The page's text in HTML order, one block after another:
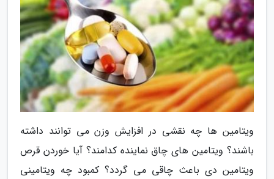
ویتامین ها چه نقشی در افزایش وزن می توانند داشته
باشند؟ ویتامین های چاق نماینده کدامند؟ آیا خوردن قرص
ویتامین دی باعث چاقی می گردد؟ کمبود چه ویتامینی